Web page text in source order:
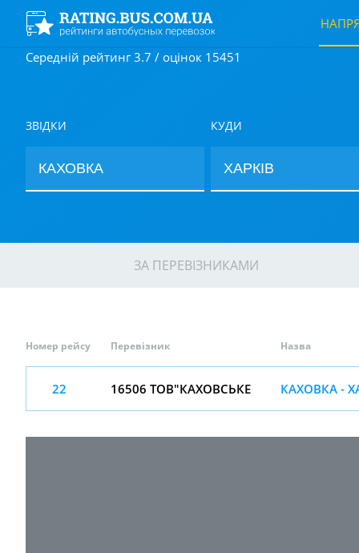
Середній рейтинг 3.7 / оцінок 15451
ЗВІДКИ КУДИ
ЗА ПЕРЕВІЗНИКАМИ
Номер рейсу Перевізник Назва
22 16506 ТОВ"КАХОВСЬКЕ КАХОВКА -